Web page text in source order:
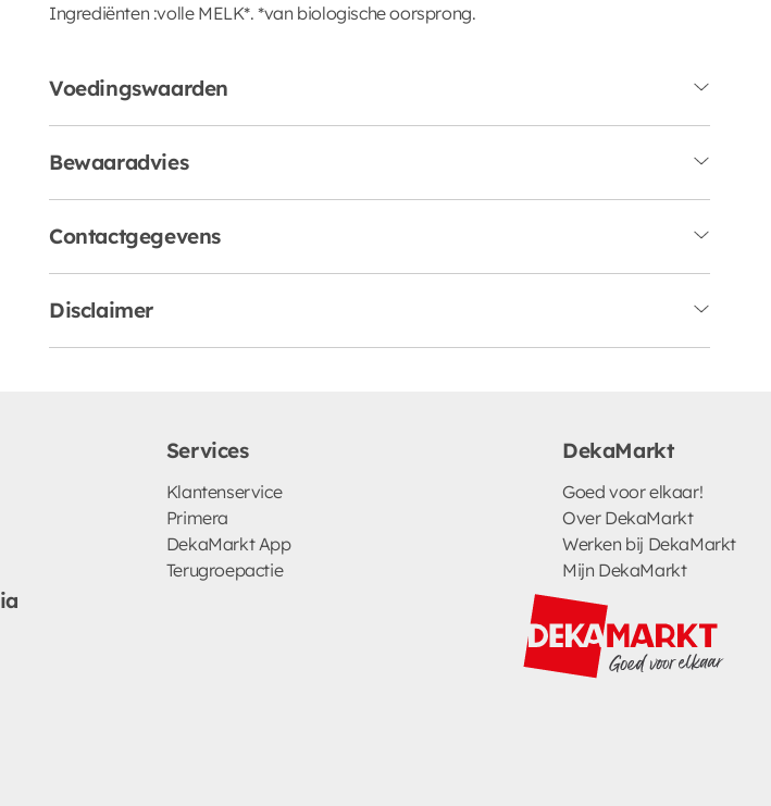
Ingrediënten :volle MELK*. *van biologische oorsprong.
Voedingswaarden
Bewaaradvies
Contactgegevens
Disclaimer
Services
Klantenservice
Primera
DekaMarkt App
Terugroepactie
DekaMarkt
Goed voor elkaar!
Over DekaMarkt
Werken bij DekaMarkt
Mijn DekaMarkt